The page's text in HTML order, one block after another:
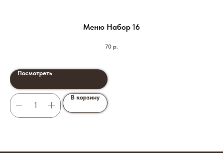
Меню Набор 16
70 р.
Посмотреть
В корзину